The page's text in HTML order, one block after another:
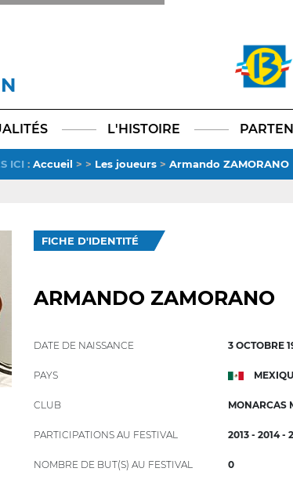
TikTokLinkedIn
X
L'HISTOIRE
ICI : Accueil > > Les joueurs> Armando ZAMORANO
FICHE D'IDENTITÉ
ARMANDO ZAMORANO
DATE DE NAISSANCE 3 OCTOBRE
PAYS
CLUB MONARCAS
PARTICIPATIONS AU FESTIVAL 2013 - 2014 -
NOMBRE DE BUT(S) AU FESTIVAL 0